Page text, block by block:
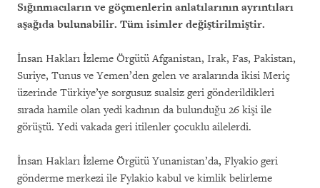
Sığınmacıların ve göçmenlerin anlatılarının ayrıntıları
aşağıda bulunabilir. Tüm isimler değiştirilmiştir.
İnsan Hakları İzleme Örgütü Afganistan, Irak, Fas, Pakistan,
Suriye, Tunus ve Yemen’den gelen ve aralarında ikisi Meriç
üzerinde Türkiye’ye sorgusuz sualsiz geri gönderildikleri
sırada hamile olan yedi kadının da bulunduğu 26 kişi ile
görüştü. Yedi vakada geri itilenler çocuklu ailelerdi.
İnsan Hakları İzleme Örgütü Yunanistan’da, Flyakio geri
gönderme merkezi ile Fylakio kabul ve kimlik belirleme